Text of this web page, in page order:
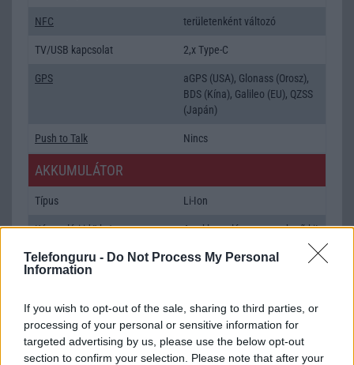
Telefonguru - Do Not Process My Personal
Information
If you wish to opt-out of the sale, sharing to third parties, or
processing of your personal or sensitive information for
targeted advertising by us, please use the below opt-out
section to confirm your selection. Please note that after your
NFC területenként változó
TV/USB kapcsolat 2,x Type-C
GPS
aGPS (USA), Glonass (Orosz),
BDS (Kína), Galileo (EU), QZSS
(Japán)
Push to Talk Nincs
AKKUMULÁTOR
Típus Li-Ion
Készenléti idő h /
Az akkumulátor nem vehetõ ki!
Beszélgetési idő h /
ALKALMAZÁSOK ÉS ÉRZÉKELŐK
Java Nincs